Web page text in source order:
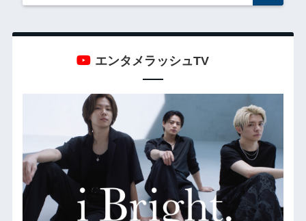
エンタメラッシュTV